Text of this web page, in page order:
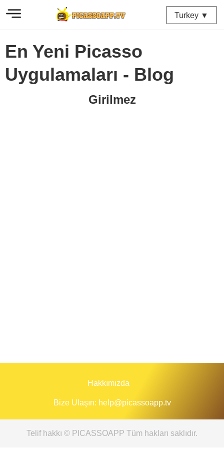
Turkey ▼
En Yeni Picasso
Uygulamaları - Blog
Girilmez
Hakkımızda
Bize Ulaşın: help@picassoapp.tv
Telif hakkı © PICASSOAPP Tüm hakları saklıdır.